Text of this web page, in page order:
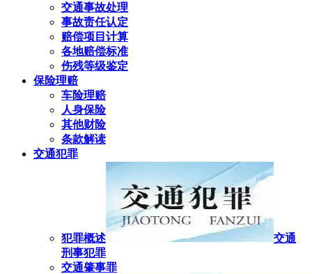
交通事故处理
事故责任认定
赔偿项目计算
各地赔偿标准
伤残等级鉴定
保险理赔
车险理赔
人身保险
其他财险
条款解读
交通犯罪
犯罪概述
交通
刑事犯罪
交通肇事罪